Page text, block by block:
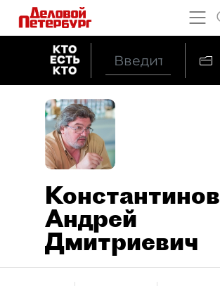
Константинов
Андрей
Дмитриевич